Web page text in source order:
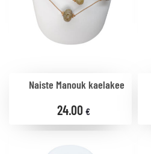
Naiste Manouk kaelakee
24.00 €